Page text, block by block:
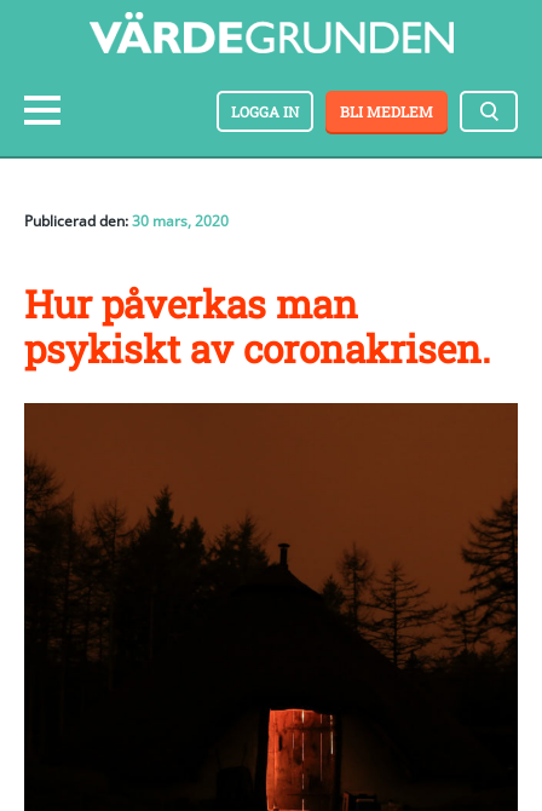
BLI MEDLEM
LOGGA IN
Publicerad den:30 mars, 2020
Hur påverkas man
psykiskt av coronakrisen.